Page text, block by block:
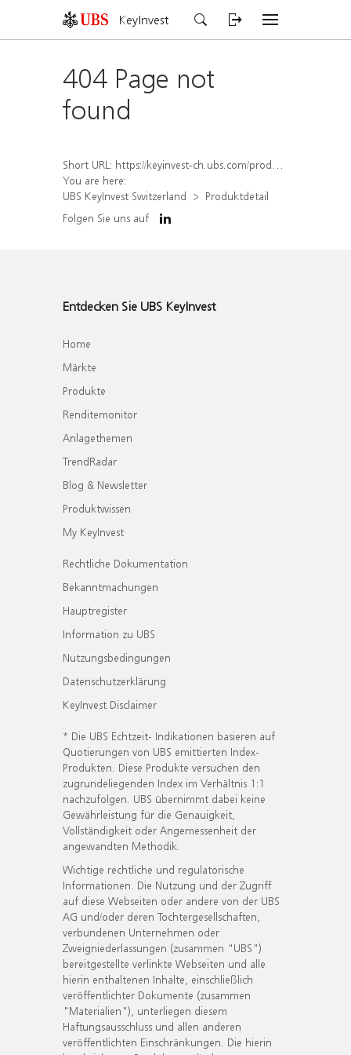
KeyInvest
404 Page not
found
Short URL: https://keyinvest-ch.ubs.com/produkt/detail/index/isin/CH1572295546
You are here:
UBS KeyInvest Switzerland
Produktdetail
Folgen Sie uns auf
Entdecken Sie UBS KeyInvest
Home
Märkte
Produkte
Renditemonitor
Anlagethemen
TrendRadar
Blog & Newsletter
Produktwissen
My KeyInvest
Rechtliche Dokumentation
Bekanntmachungen
Hauptregister
Information zu UBS
Nutzungsbedingungen
Datenschutzerklärung
KeyInvest Disclaimer
* Die UBS Echtzeit- Indikationen basieren auf
Quotierungen von UBS emittierten Index-
Produkten. Diese Produkte versuchen den
zugrundeliegenden Index im Verhältnis 1:1
nachzufolgen. UBS übernimmt dabei keine
Gewährleistung für die Genauigkeit,
Vollständigkeit oder Angemessenheit der
angewandten Methodik.
Wichtige rechtliche und regulatorische
Informationen. Die Nutzung und der Zugriff
auf diese Webseiten oder andere von der UBS
AG und/oder deren Tochtergesellschaften,
verbundenen Unternehmen oder
Zweigniederlassungen (zusammen "UBS")
bereitgestellte verlinkte Webseiten und alle
hierin enthaltenen Inhalte, einschließlich
veröffentlichter Dokumente (zusammen
"Materialien"), unterliegen diesem
Haftungsausschluss und allen anderen
veröffentlichten Einschränkungen. Die hierin